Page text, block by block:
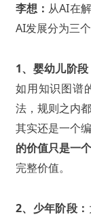
李想： 从AI在
AI发展分为三个
1、婴幼儿阶段
如用知识图谱
法，规则之内
其实还是一个
的价值只是一
完整价值。
2、少年阶段：